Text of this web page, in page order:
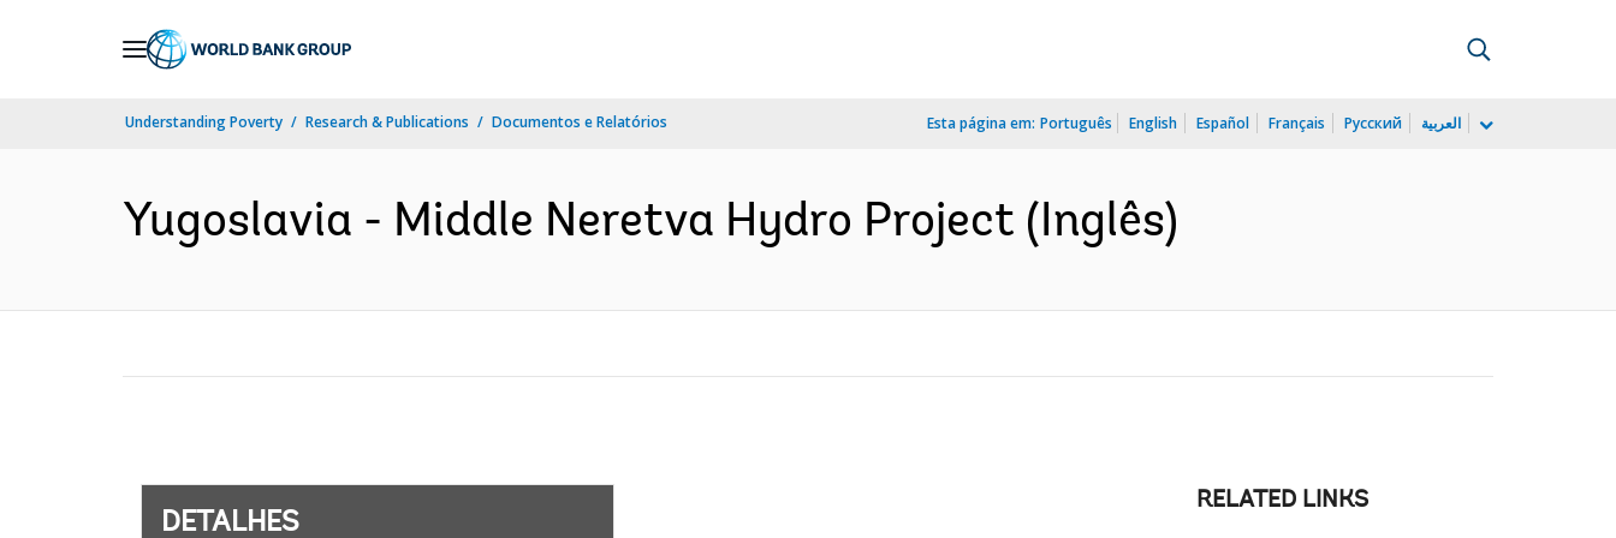
Understanding Poverty Research & Publications Documentos e Relatórios Esta página em: Português English Español Français Русский العربية
Yugoslavia - Middle Neretva Hydro Project (Inglês)
DETALHES
RELATED LINKS